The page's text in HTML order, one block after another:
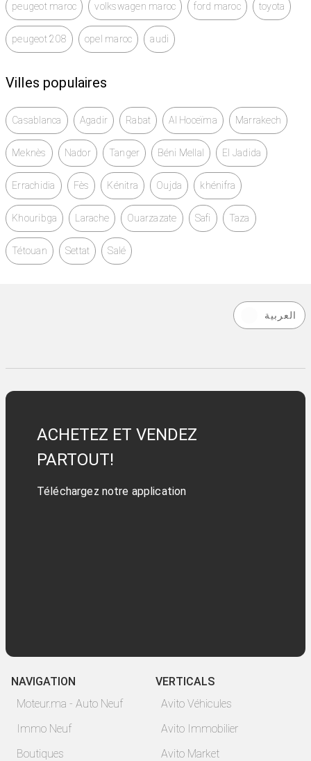
peugeot maroc volkswagen maroc ford maroc toyota
peugeot 208 opel maroc audi
Villes populaires
Casablanca Agadir Rabat Al Hoceïma Marrakech
Meknès Nador Tanger Béni Mellal El Jadida
Errachidia Fès Kénitra Oujda khénifra
Khouribga Larache Ouarzazate Safi Taza
Tétouan Settat Salé
العربية
ACHETEZ ET VENDEZ
PARTOUT!
Téléchargez notre application
NAVIGATION
Moteur.ma - Auto Neuf
Immo Neuf
Boutiques
VERTICALS
Avito Véhicules
Avito Immobilier
Avito Market